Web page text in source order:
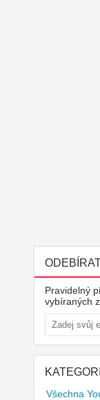
Pravidelný
vybíraných
Všechna